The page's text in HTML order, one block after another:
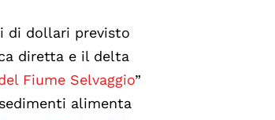
di dollari previsto
diretta e il delta
Fiume Selvaggio”
alimenta